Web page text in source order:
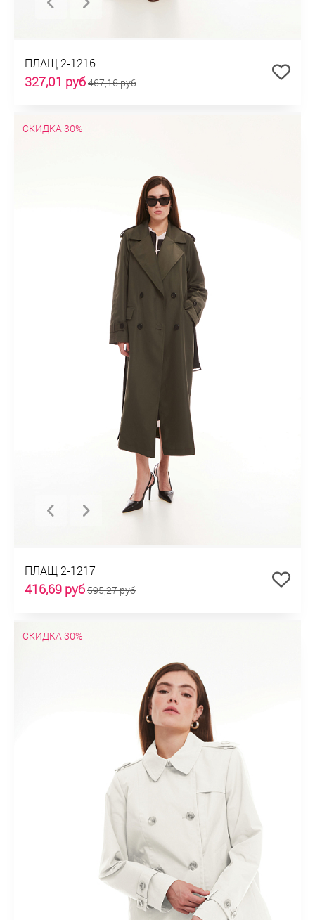
ПЛАЩ 2-1216
327,01 руб467,16 руб
СКИДКА 30%
ПЛАЩ 2-1217
416,69 руб595,27 руб
СКИДКА 30%